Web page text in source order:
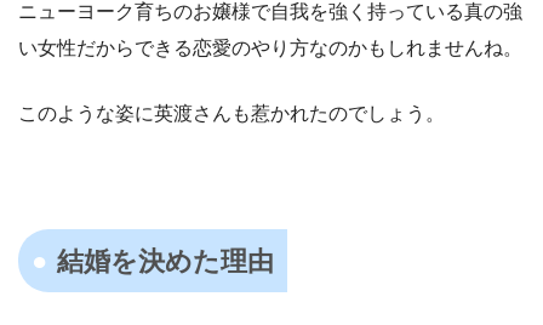
ニューヨーク育ちのお嬢様で自我を強く持っている真の強
い女性だからできる恋愛のやり方なのかもしれませんね。
このような姿に英渡さんも惹かれたのでしょう。
結婚を決めた理由